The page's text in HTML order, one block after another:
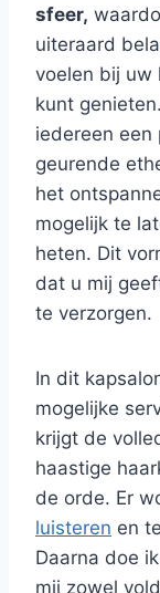
sfeer,
uiteraard
voelen bij uw
kunt
iedereen een
geurende
het
mogelijk te
heten. Dit
dat u mij
te verzorgen.
In dit
mogelijke
krijgt de
haastige
de orde. Er
luisteren en
Daarna doe
mij zowel